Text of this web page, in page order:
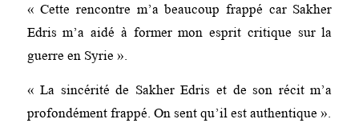
« Cette rencontre m’a beaucoup frappé car Sakher
Edris m’a aidé à former mon esprit critique sur la
guerre en Syrie ».
« La sincérité de Sakher Edris et de son récit m’a
profondément frappé. On sent qu’il est authentique ».